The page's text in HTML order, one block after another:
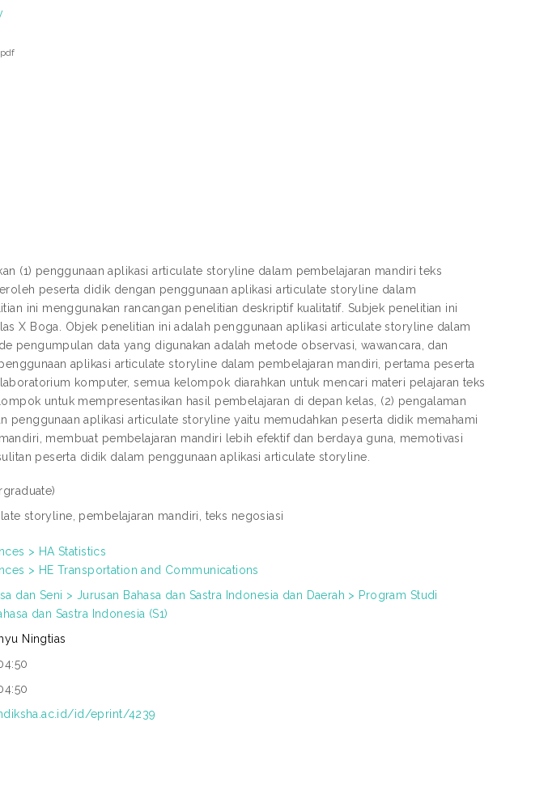
(1) penggunaan aplikasi articulate storyline dalam pembelajaran mandiri teks
peserta didik dengan penggunaan aplikasi articulate storyline dalam
ini menggunakan rancangan penelitian deskriptif kualitatif. Subjek penelitian ini
X Boga. Objek penelitian ini adalah penggunaan aplikasi articulate storyline dalam
pengumpulan data yang digunakan adalah metode observasi, wawancara, dan
aplikasi articulate storyline dalam pembelajaran mandiri, pertama peserta
komputer, semua kelompok diarahkan untuk mencari materi pelajaran teks
untuk mempresentasikan hasil pembelajaran di depan kelas, (2) pengalaman
penggunaan aplikasi articulate storyline yaitu memudahkan peserta didik memahami
membuat pembelajaran mandiri lebih efektif dan berdaya guna, memotivasi
peserta didik dalam penggunaan aplikasi articulate storyline.
storyline, pembelajaran mandiri, teks negosiasi
> HA Statistics
> HE Transportation and Communications
dan Seni > Jurusan Bahasa dan Sastra Indonesia dan Daerah > Program Studi
dan Sastra Indonesia (S1)
Ningtias
id/eprint/4239